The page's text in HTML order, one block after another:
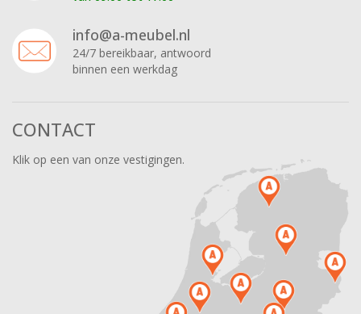
info@a-meubel.nl
24/7 bereikbaar, antwoord
binnen een werkdag
CONTACT
Klik op een van onze vestigingen.